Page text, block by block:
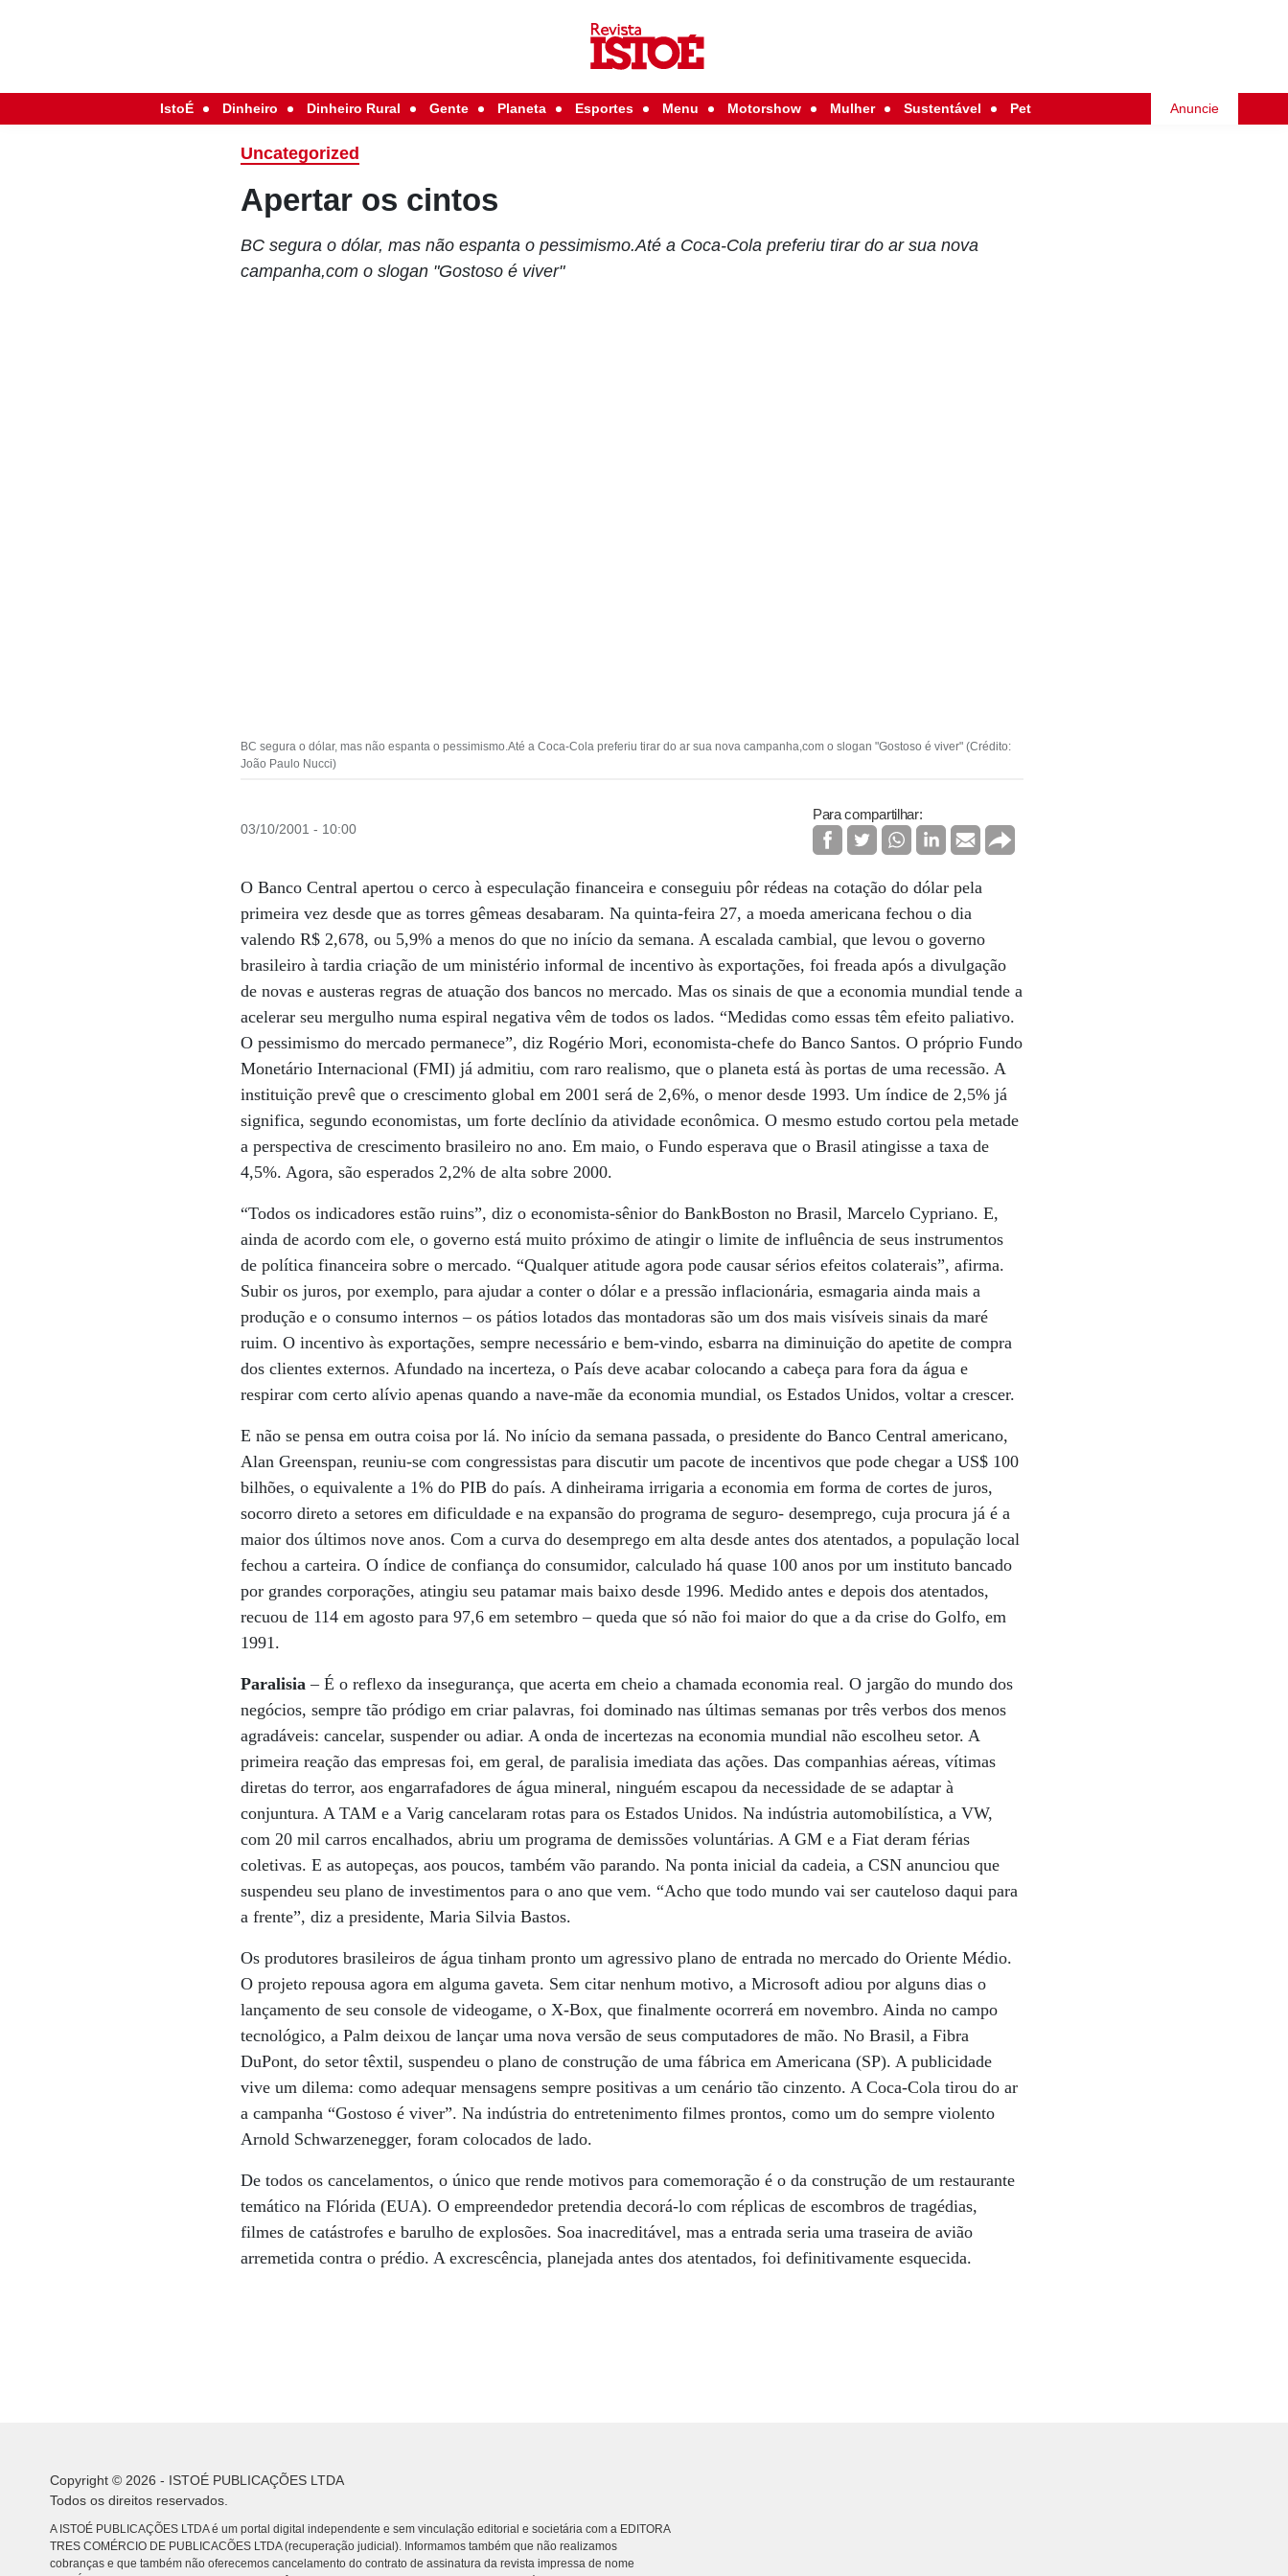
IstoÉ Dinheiro Dinheiro Rural Gente Planeta Esportes Menu Motorshow Mulher Sustentável Pet Anuncie
Uncategorized
Apertar os cintos
BC segura o dólar, mas não espanta o pessimismo.Até a Coca-Cola preferiu tirar do ar sua nova
campanha,com o slogan "Gostoso é viver"
BC segura o dólar, mas não espanta o pessimismo.Até a Coca-Cola preferiu tirar do ar sua nova campanha,com o slogan "Gostoso é viver" (Crédito:
João Paulo Nucci)
03/10/2001 - 10:00
Para compartilhar:
O Banco Central apertou o cerco à especulação financeira e conseguiu pôr rédeas na cotação do dólar pela
primeira vez desde que as torres gêmeas desabaram. Na quinta-feira 27, a moeda americana fechou o dia
valendo R$ 2,678, ou 5,9% a menos do que no início da semana. A escalada cambial, que levou o governo
brasileiro à tardia criação de um ministério informal de incentivo às exportações, foi freada após a divulgação
de novas e austeras regras de atuação dos bancos no mercado. Mas os sinais de que a economia mundial tende a
acelerar seu mergulho numa espiral negativa vêm de todos os lados. “Medidas como essas têm efeito paliativo.
O pessimismo do mercado permanece”, diz Rogério Mori, economista-chefe do Banco Santos. O próprio Fundo
Monetário Internacional (FMI) já admitiu, com raro realismo, que o planeta está às portas de uma recessão. A
instituição prevê que o crescimento global em 2001 será de 2,6%, o menor desde 1993. Um índice de 2,5% já
significa, segundo economistas, um forte declínio da atividade econômica. O mesmo estudo cortou pela metade
a perspectiva de crescimento brasileiro no ano. Em maio, o Fundo esperava que o Brasil atingisse a taxa de
4,5%. Agora, são esperados 2,2% de alta sobre 2000.
“Todos os indicadores estão ruins”, diz o economista-sênior do BankBoston no Brasil, Marcelo Cypriano. E,
ainda de acordo com ele, o governo está muito próximo de atingir o limite de influência de seus instrumentos
de política financeira sobre o mercado. “Qualquer atitude agora pode causar sérios efeitos colaterais”, afirma.
Subir os juros, por exemplo, para ajudar a conter o dólar e a pressão inflacionária, esmagaria ainda mais a
produção e o consumo internos – os pátios lotados das montadoras são um dos mais visíveis sinais da maré
ruim. O incentivo às exportações, sempre necessário e bem-vindo, esbarra na diminuição do apetite de compra
dos clientes externos. Afundado na incerteza, o País deve acabar colocando a cabeça para fora da água e
respirar com certo alívio apenas quando a nave-mãe da economia mundial, os Estados Unidos, voltar a crescer.
E não se pensa em outra coisa por lá. No início da semana passada, o presidente do Banco Central americano,
Alan Greenspan, reuniu-se com congressistas para discutir um pacote de incentivos que pode chegar a US$ 100
bilhões, o equivalente a 1% do PIB do país. A dinheirama irrigaria a economia em forma de cortes de juros,
socorro direto a setores em dificuldade e na expansão do programa de seguro- desemprego, cuja procura já é a
maior dos últimos nove anos. Com a curva do desemprego em alta desde antes dos atentados, a população local
fechou a carteira. O índice de confiança do consumidor, calculado há quase 100 anos por um instituto bancado
por grandes corporações, atingiu seu patamar mais baixo desde 1996. Medido antes e depois dos atentados,
recuou de 114 em agosto para 97,6 em setembro – queda que só não foi maior do que a da crise do Golfo, em
1991.
Paralisia – É o reflexo da insegurança, que acerta em cheio a chamada economia real. O jargão do mundo dos
negócios, sempre tão pródigo em criar palavras, foi dominado nas últimas semanas por três verbos dos menos
agradáveis: cancelar, suspender ou adiar. A onda de incertezas na economia mundial não escolheu setor. A
primeira reação das empresas foi, em geral, de paralisia imediata das ações. Das companhias aéreas, vítimas
diretas do terror, aos engarrafadores de água mineral, ninguém escapou da necessidade de se adaptar à
conjuntura. A TAM e a Varig cancelaram rotas para os Estados Unidos. Na indústria automobilística, a VW,
com 20 mil carros encalhados, abriu um programa de demissões voluntárias. A GM e a Fiat deram férias
coletivas. E as autopeças, aos poucos, também vão parando. Na ponta inicial da cadeia, a CSN anunciou que
suspendeu seu plano de investimentos para o ano que vem. “Acho que todo mundo vai ser cauteloso daqui para
a frente”, diz a presidente, Maria Silvia Bastos.
Os produtores brasileiros de água tinham pronto um agressivo plano de entrada no mercado do Oriente Médio.
O projeto repousa agora em alguma gaveta. Sem citar nenhum motivo, a Microsoft adiou por alguns dias o
lançamento de seu console de videogame, o X-Box, que finalmente ocorrerá em novembro. Ainda no campo
tecnológico, a Palm deixou de lançar uma nova versão de seus computadores de mão. No Brasil, a Fibra
DuPont, do setor têxtil, suspendeu o plano de construção de uma fábrica em Americana (SP). A publicidade
vive um dilema: como adequar mensagens sempre positivas a um cenário tão cinzento. A Coca-Cola tirou do ar
a campanha “Gostoso é viver”. Na indústria do entretenimento filmes prontos, como um do sempre violento
Arnold Schwarzenegger, foram colocados de lado.
De todos os cancelamentos, o único que rende motivos para comemoração é o da construção de um restaurante
temático na Flórida (EUA). O empreendedor pretendia decorá-lo com réplicas de escombros de tragédias,
filmes de catástrofes e barulho de explosões. Soa inacreditável, mas a entrada seria uma traseira de avião
arremetida contra o prédio. A excrescência, planejada antes dos atentados, foi definitivamente esquecida.
Copyright © 2026 - ISTOÉ PUBLICAÇÕES LTDA
Todos os direitos reservados.
A ISTOÉ PUBLICAÇÕES LTDA é um portal digital independente e sem vinculação editorial e societária com a EDITORA
TRES COMÉRCIO DE PUBLICACÕES LTDA (recuperação judicial). Informamos também que não realizamos
cobranças e que também não oferecemos cancelamento do contrato de assinatura da revista impressa de nome